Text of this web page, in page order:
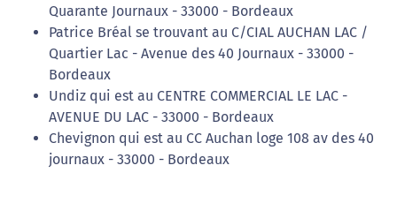
Quarante Journaux - 33000 - Bordeaux
Patrice Bréal se trouvant au C/CIAL AUCHAN LAC /
Quartier Lac - Avenue des 40 Journaux - 33000 -
Bordeaux
Undiz qui est au CENTRE COMMERCIAL LE LAC -
AVENUE DU LAC - 33000 - Bordeaux
Chevignon qui est au CC Auchan loge 108 av des 40
journaux - 33000 - Bordeaux